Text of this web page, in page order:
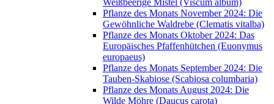
Weißbeerige Mistel (Viscum album)
Pflanze des Monats November 2024: Die
Gewöhnliche Waldrebe (Clematis vitalba)
Pflanze des Monats Oktober 2024: Das
Europäisches Pfaffenhütchen (Euonymus
europaeus)
Pflanze des Monats September 2024: Die
Tauben-Skabiose (Scabiosa columbaria)
Pflanze des Monats August 2024: Die
Wilde Möhre (Daucus carota)